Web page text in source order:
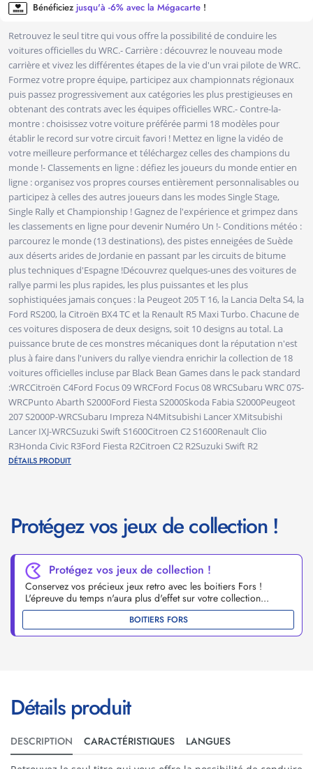
Bénéficiez jusqu'à -6% avec la Mégacarte !
Retrouvez le seul titre qui vous offre la possibilité de conduire les
voitures officielles du WRC.- Carrière : découvrez le nouveau mode
carrière et vivez les différentes étapes de la vie d'un vrai pilote de WRC.
Formez votre propre équipe, participez aux championnats régionaux
puis passez progressivement aux catégories les plus prestigieuses en
obtenant des contrats avec les équipes officielles WRC.- Contre-la-
montre : choisissez votre voiture préférée parmi 18 modèles pour
établir le record sur votre circuit favori ! Mettez en ligne la vidéo de
votre meilleure performance et téléchargez celles des champions du
monde !- Classements en ligne : défiez les joueurs du monde entier en
ligne : organisez vos propres courses entièrement personnalisables ou
participez à celles des autres joueurs dans les modes Single Stage,
Single Rally et Championship ! Gagnez de l'expérience et grimpez dans
les classements en ligne pour devenir Numéro Un !- Conditions météo :
parcourez le monde (13 destinations), des pistes enneigées de Suède
aux déserts arides de Jordanie en passant par les circuits de bitume
plus techniques d'Espagne !Découvrez quelques-unes des voitures de
rallye parmi les plus rapides, les plus puissantes et les plus
sophistiquées jamais conçues : la Peugeot 205 T 16, la Lancia Delta S4, la
Ford RS200, la Citroën BX4 TC et la Renault R5 Maxi Turbo. Chacune de
ces voitures disposera de deux designs, soit 10 designs au total. La
puissance brute de ces monstres mécaniques dont la réputation n'est
plus à faire dans l'univers du rallye viendra enrichir la collection de 18
voitures officielles incluse par Black Bean Games dans le pack standard
:WRCCitroën C4Ford Focus 09 WRCFord Focus 08 WRCSubaru WRC 07S-
WRCPunto Abarth S2000Ford Fiesta S2000Skoda Fabia S2000Peugeot
207 S2000P-WRCSubaru Impreza N4Mitsubishi Lancer XMitsubishi
Lancer IXJ-WRCSuzuki Swift S1600Citroen C2 S1600Renault Clio
R3Honda Civic R3Ford Fiesta R2Citroen C2 R2Suzuki Swift R2
DÉTAILS PRODUIT
Protégez vos jeux de collection !
Protégez vos jeux de collection !
Conservez vos précieux jeux retro avec les boitiers Fors !
L'épreuve du temps n'aura plus d'effet sur votre collection...
BOITIERS FORS
Détails produit
DESCRIPTION CARACTÉRISTIQUES LANGUES